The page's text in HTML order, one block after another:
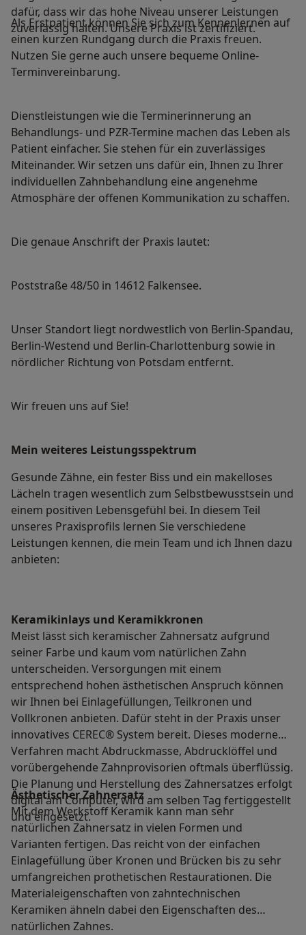
dafür, dass wir das hohe Niveau unserer Leistungen
zuverlässig halten. Unsere Praxis ist zertifiziert.
Als Erstpatient können Sie sich zum Kennenlernen auf
einen kurzen Rundgang durch die Praxis freuen.
Nutzen Sie gerne auch unsere bequeme Online-
Terminvereinbarung.
Dienstleistungen wie die Terminerinnerung an
Behandlungs- und PZR-Termine machen das Leben als
Patient einfacher. Sie stehen für ein zuverlässiges
Miteinander. Wir setzen uns dafür ein, Ihnen zu Ihrer
individuellen Zahnbehandlung eine angenehme
Atmosphäre der offenen Kommunikation zu schaffen.
Die genaue Anschrift der Praxis lautet:
Poststraße 48/50 in 14612 Falkensee.
Unser Standort liegt nordwestlich von Berlin-Spandau,
Berlin-Westend und Berlin-Charlottenburg sowie in
nördlicher Richtung von Potsdam entfernt.
Wir freuen uns auf Sie!
Mein weiteres Leistungs­spektrum
Gesunde Zähne, ein fester Biss und ein makelloses
Lächeln tragen wesentlich zum Selbstbewusstsein und
einem positiven Lebensgefühl bei. In diesem Teil
unseres Praxisprofils lernen Sie verschiedene
Leistungen kennen, die mein Team und ich Ihnen dazu
anbieten:
Keramikinlays und Keramikkronen
Meist lässt sich keramischer Zahnersatz aufgrund
seiner Farbe und kaum vom natürlichen Zahn
unterscheiden. Versorgungen mit einem
entsprechend hohen ästhetischen Anspruch können
wir Ihnen bei Einlagefüllungen, Teilkronen und
Vollkronen anbieten. Dafür steht in der Praxis unser
innovatives CEREC® System bereit. Dieses moderne
Verfahren macht Abdruckmasse, Abdrucklöffel und
vorübergehende Zahnprovisorien oftmals überflüssig.
Die Planung und Herstellung des Zahnersatzes erfolgt
digital am Computer, wird am selben Tag fertiggestellt
und eingesetzt.
Ästhetischer Zahnersatz
Mit dem Werkstoff Keramik kann man sehr
natürlichen Zahnersatz in vielen Formen und
Varianten fertigen. Das reicht von der einfachen
Einlagefüllung über Kronen und Brücken bis zu sehr
umfangreichen prothetischen Restaurationen. Die
Materialeigenschaften von zahntechnischen
Keramiken ähneln dabei den Eigenschaften des
natürlichen Zahnes.